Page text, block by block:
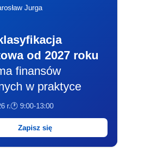
Jurga
od 2027 roku
finansów
w praktyce
r.🕐 9:00-13:00
Zapisz się